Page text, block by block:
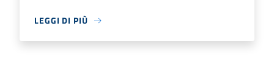
LEGGI DI PIÙ